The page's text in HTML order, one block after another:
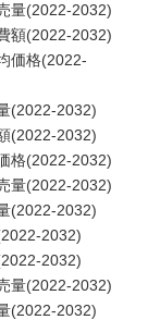
量(2022-2032)
額(2022-2032)
価格(2022-
(2022-2032)
(2022-2032)
格(2022-2032)
量(2022-2032)
(2022-2032)
2032)
2032)
量(2022-2032)
(2022-2032)